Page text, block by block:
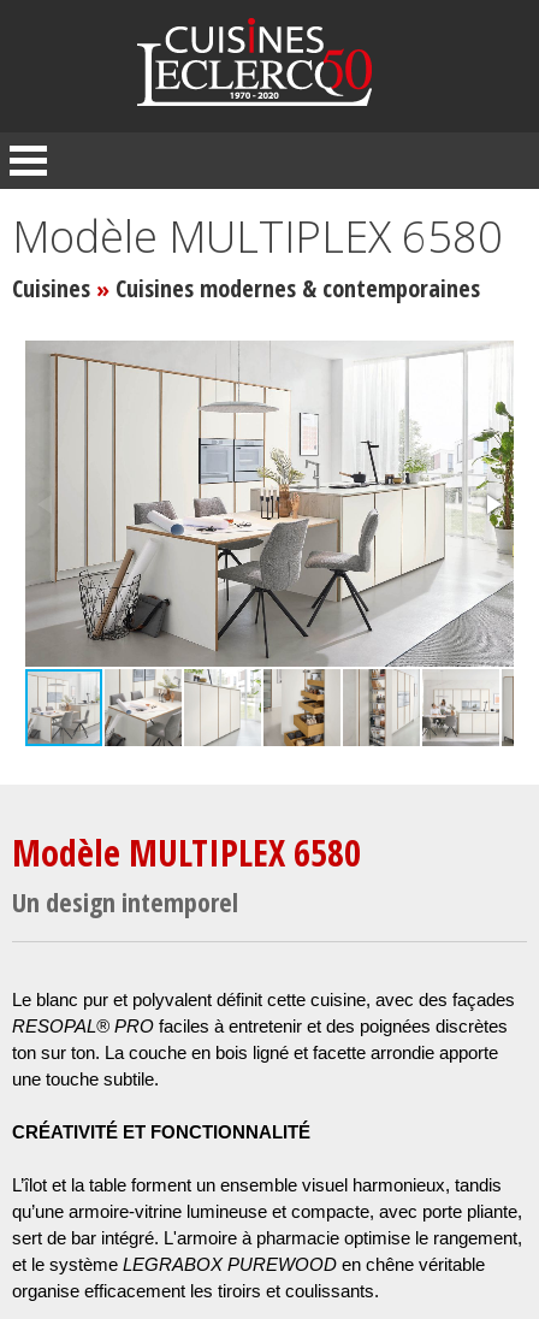
Modèle MULTIPLEX 6580
Cuisines » Cuisines modernes & contemporaines
Modèle MULTIPLEX 6580
Un design intemporel
Le blanc pur et polyvalent définit cette cuisine, avec des façades
RESOPAL® PRO faciles à entretenir et des poignées discrètes
ton sur ton. La couche en bois ligné et facette arrondie apporte
une touche subtile.
CRÉATIVITÉ ET FONCTIONNALITÉ
L’îlot et la table forment un ensemble visuel harmonieux, tandis
qu’une armoire-vitrine lumineuse et compacte, avec porte pliante,
sert de bar intégré. L'armoire à pharmacie optimise le rangement,
et le système LEGRABOX PUREWOOD en chêne véritable
organise efficacement les tiroirs et coulissants.